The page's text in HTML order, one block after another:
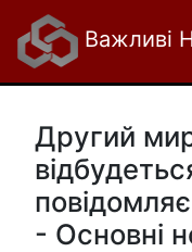
Важливі
Другий
- Основні